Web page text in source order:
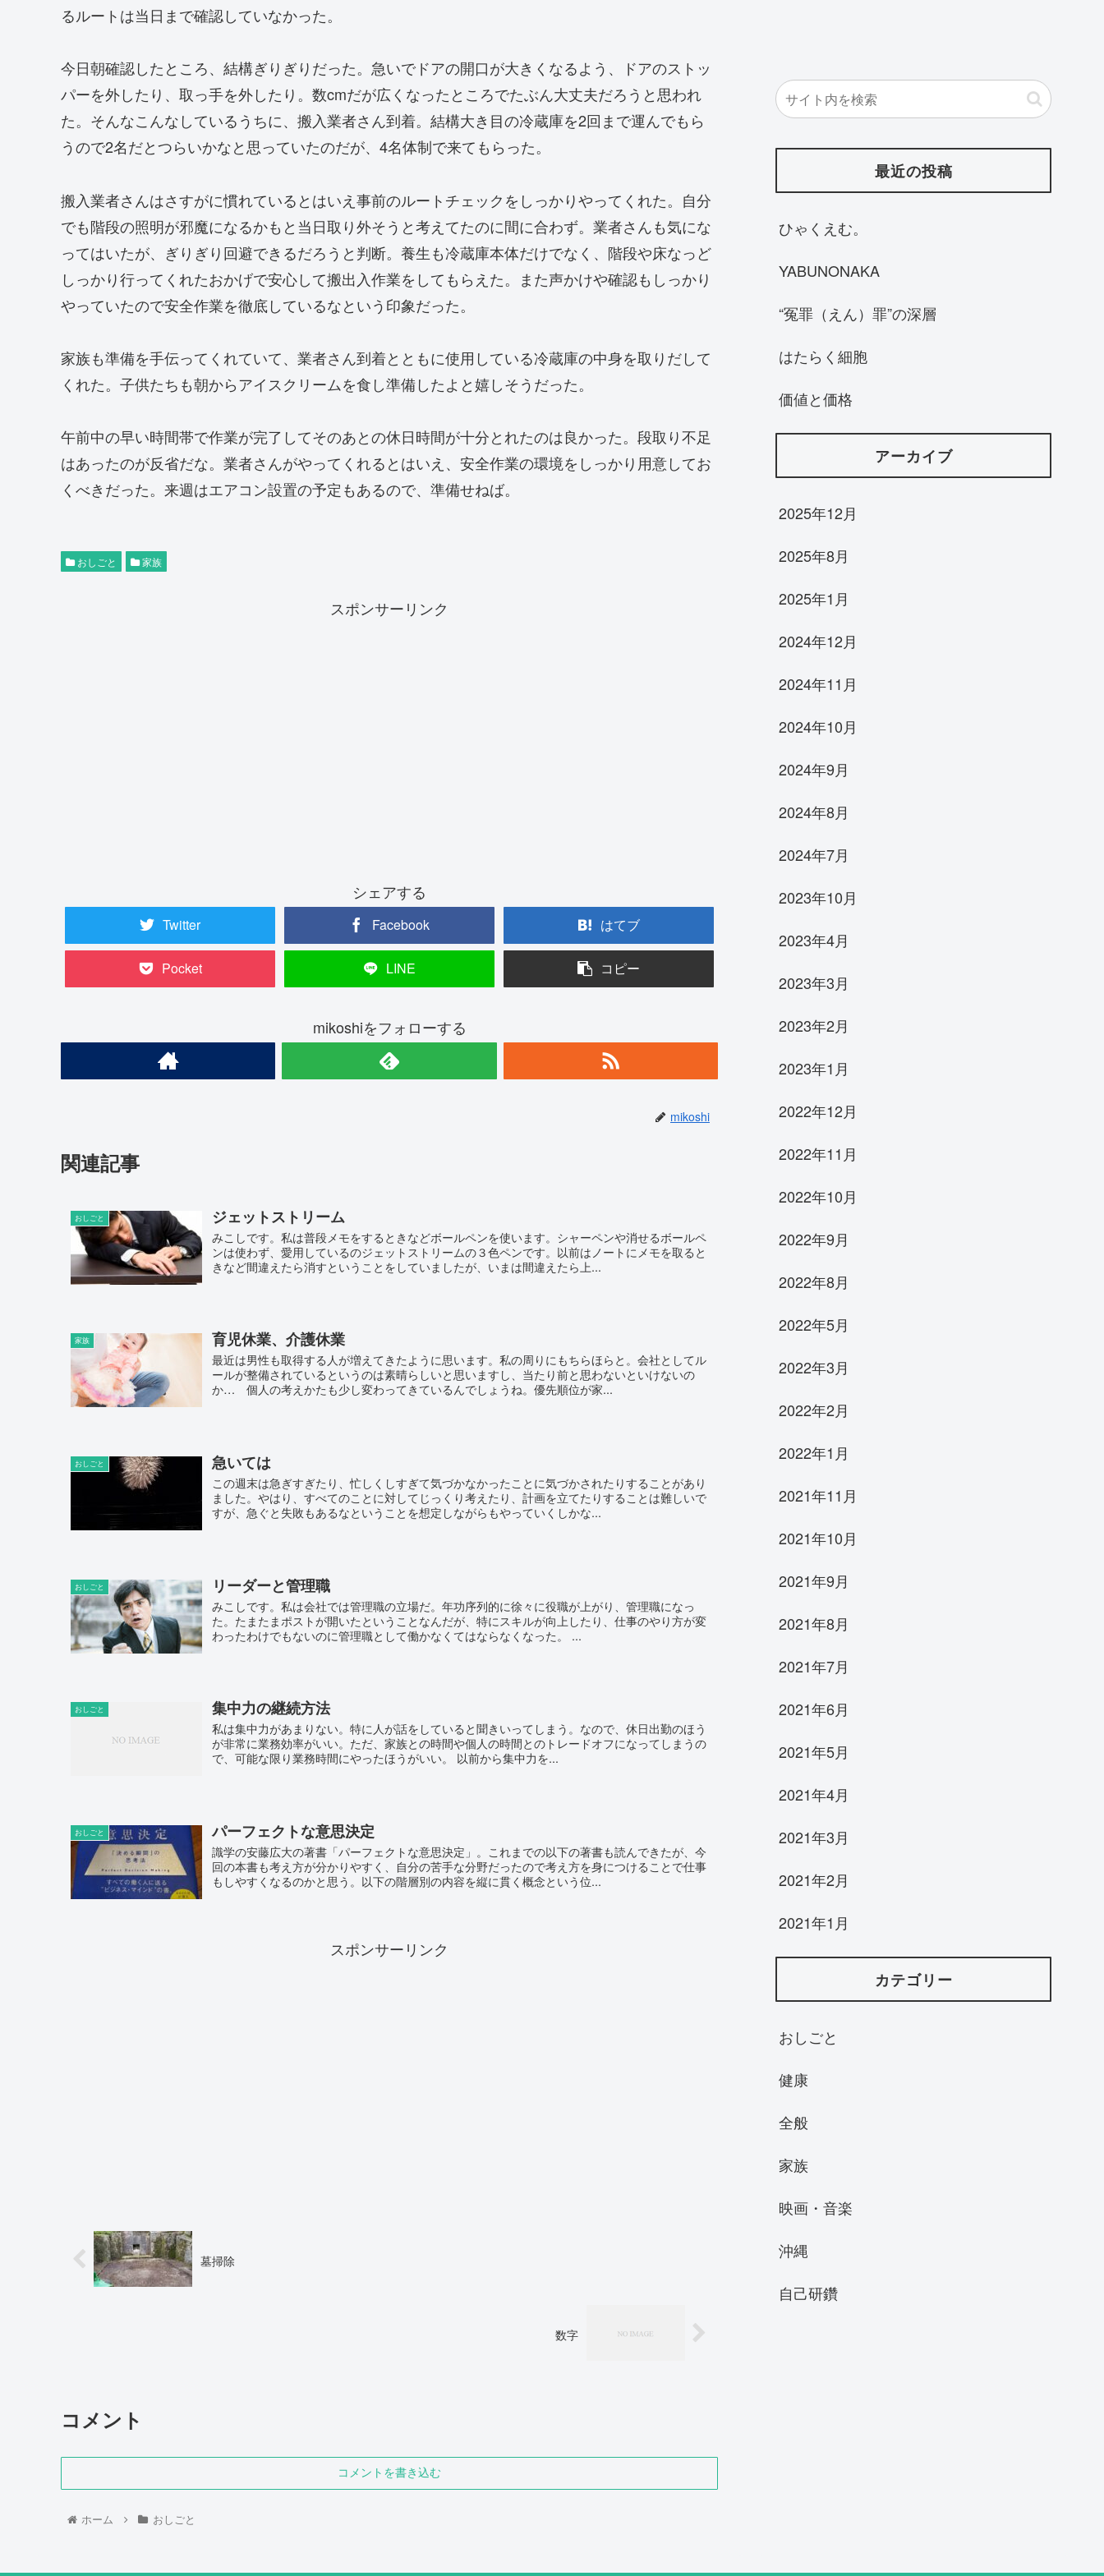
るルートは当日まで確認していなかった。
今日朝確認したところ、結構ぎりぎりだった。急いでドアの開口が大きくなるよう、ドアのストッ
パーを外したり、取っ手を外したり。数cmだが広くなったところでたぶん大丈夫だろうと思われ
た。そんなこんなしているうちに、搬入業者さん到着。結構大き目の冷蔵庫を2回まで運んでもら
うので2名だとつらいかなと思っていたのだが、4名体制で来てもらった。
搬入業者さんはさすがに慣れているとはいえ事前のルートチェックをしっかりやってくれた。自分
でも階段の照明が邪魔になるかもと当日取り外そうと考えてたのに間に合わず。業者さんも気にな
ってはいたが、ぎりぎり回避できるだろうと判断。養生も冷蔵庫本体だけでなく、階段や床なっど
しっかり行ってくれたおかげで安心して搬出入作業をしてもらえた。また声かけや確認もしっかり
やっていたので安全作業を徹底しているなという印象だった。
家族も準備を手伝ってくれていて、業者さん到着とともに使用している冷蔵庫の中身を取りだして
くれた。子供たちも朝からアイスクリームを食し準備したよと嬉しそうだった。
午前中の早い時間帯で作業が完了してそのあとの休日時間が十分とれたのは良かった。段取り不足
はあったのが反省だな。業者さんがやってくれるとはいえ、安全作業の環境をしっかり用意してお
くべきだった。来週はエアコン設置の予定もあるので、準備せねば。
おしごと 家族
スポンサーリンク
シェアする
Twitter Facebook はてブ
Pocket LINE コピー
mikoshiをフォローする
mikoshi
関連記事
おしごと ジェットストリーム
みこしです。私は普段メモをするときなどボールペンを使います。シャーペンや消せるボールペ
ンは使わず、愛用しているのジェットストリームの３色ペンです。以前はノートにメモを取ると
きなど間違えたら消すということをしていましたが、いまは間違えたら上...
家族 育児休業、介護休業
最近は男性も取得する人が増えてきたように思います。私の周りにもちらほらと。会社としてル
ールが整備されているというのは素晴らしいと思いますし、当たり前と思わないといけないの
か… 個人の考えかたも少し変わってきているんでしょうね。優先順位が家...
おしごと 急いては
この週末は急ぎすぎたり、忙しくしすぎて気づかなかったことに気づかされたりすることがあり
ました。やはり、すべてのことに対してじっくり考えたり、計画を立てたりすることは難しいで
すが、急ぐと失敗もあるなということを想定しながらもやっていくしかな...
おしごと リーダーと管理職
みこしです。私は会社では管理職の立場だ。年功序列的に徐々に役職が上がり、管理職になっ
た。たまたまポストが開いたということなんだが、特にスキルが向上したり、仕事のやり方が変
わったわけでもないのに管理職として働かなくてはならなくなった。 ...
おしごと 集中力の継続方法
私は集中力があまりない。特に人が話をしていると聞きいってしまう。なので、休日出勤のほう
が非常に業務効率がいい。ただ、家族との時間や個人の時間とのトレードオフになってしまうの
で、可能な限り業務時間にやったほうがいい。 以前から集中力を...
おしごと パーフェクトな意思決定
識学の安藤広大の著書「パーフェクトな意思決定」。これまでの以下の著書も読んできたが、今
回の本書も考え方が分かりやすく、自分の苦手な分野だったので考え方を身につけることで仕事
もしやすくなるのかと思う。以下の階層別の内容を縦に貫く概念という位...
スポンサーリンク
墓掃除
数字
コメント
コメントを書き込む
ホーム おしごと
最近の投稿
ひゃくえむ。
YABUNONAKA
“冤罪（えん）罪”の深層
はたらく細胞
価値と価格
アーカイブ
2025年12月
2025年8月
2025年1月
2024年12月
2024年11月
2024年10月
2024年9月
2024年8月
2024年7月
2023年10月
2023年4月
2023年3月
2023年2月
2023年1月
2022年12月
2022年11月
2022年10月
2022年9月
2022年8月
2022年5月
2022年3月
2022年2月
2022年1月
2021年11月
2021年10月
2021年9月
2021年8月
2021年7月
2021年6月
2021年5月
2021年4月
2021年3月
2021年2月
2021年1月
カテゴリー
おしごと
健康
全般
家族
映画・音楽
沖縄
自己研鑽